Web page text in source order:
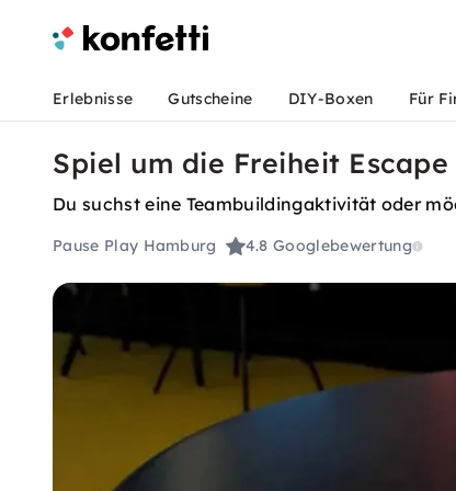
Erlebnisse Gutscheine DIY-Boxen Für
Spiel um die Freiheit
Du suchst eine Teambuildingaktivität oder
Pause Play Hamburg 4.8Googlebewertung